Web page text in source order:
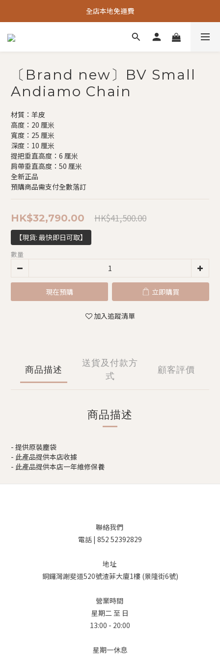
全店本地免運費
〔Brand new〕BV Small
Andiamo Chain
材質：羊皮
高度：20 厘米
寬度：25 厘米
深度：10 厘米
提把垂直高度：6 厘米
肩帶垂直高度：50 厘米
全新正品
預購商品需支付全數落訂
HK$32,790.00 HK$41,500.00
【現貨: 最快即日可取】
數量
現在預購 立即購買
加入追蹤清單
商品描述
送貨及付款方
式
顧客評價
商品描述
- 提供原裝塵袋
- 此產品提供本店收據
- 此產品提供本店一年維修保養
聯絡我們
電話 | 852 52392829
地址
銅鑼灣謝斐道520號渣菲大廈1樓 (景隆街6號)
營業時間
星期二 至 日
13:00 - 20:00
星期一休息